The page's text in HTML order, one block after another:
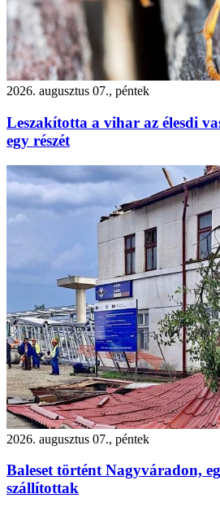
2026. augusztus 07., péntek
Leszakította a vihar az élesdi
egy részét
2026. augusztus 07., péntek
Baleset történt Nagyváradon,
szállítottak